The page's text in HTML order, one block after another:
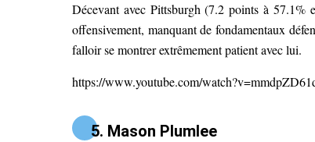
Décevant avec Pittsburgh (7.2 points à 57.1%
offensivement, manquant de fondamentaux
falloir se montrer extrêmement patient avec lui.
https://www.youtube.com/
5. Mason Plumlee